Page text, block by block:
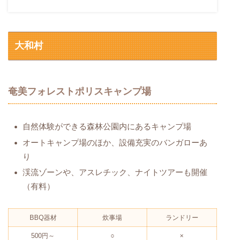
大和村
奄美フォレストポリスキャンプ場
自然体験ができる森林公園内にあるキャンプ場
オートキャンプ場のほか、設備充実のバンガローあ
り
渓流ゾーンや、アスレチック、ナイトツアーも開催
（有料）
BBQ器材 炊事場 ランドリー
500円～ ○ ×